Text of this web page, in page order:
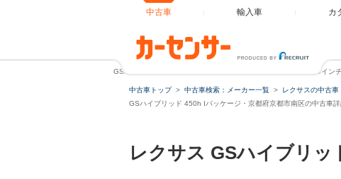
中古車 輸入車 カ
GSハイブリッド 450h Iパッケージ ムーンルーフ オプション18
中古車トップ
中古車検索：メーカー一覧 レクサスの中古車
GSハイブリッド 450h Iパッケージ・京都府京都市南区の中古車
レクサス GSハイブリッ